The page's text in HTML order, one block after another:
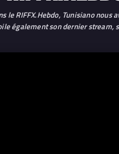
le RIFFX.Hebdo, Tunisiano nous
également son dernier stream,